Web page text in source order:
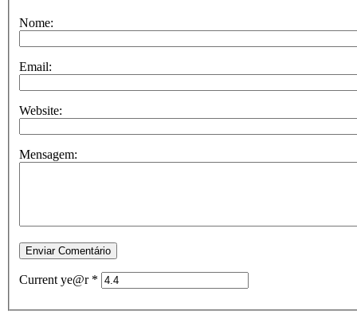
Nome:
Email:
Website:
Mensagem:
Current ye@r *